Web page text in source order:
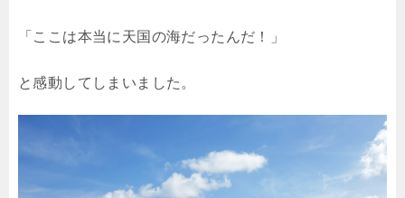
「ここは本当に天国の海だったんだ！」
と感動してしまいました。